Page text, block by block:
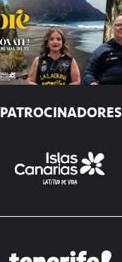
PATROCINADORES